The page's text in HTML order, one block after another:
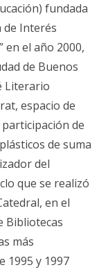
fundada
de Interés
en el año 2000,
de Buenos
Literario
espacio de
de
de suma
del
que se realizó
en el
Bibliotecas
más
1995 y 1997